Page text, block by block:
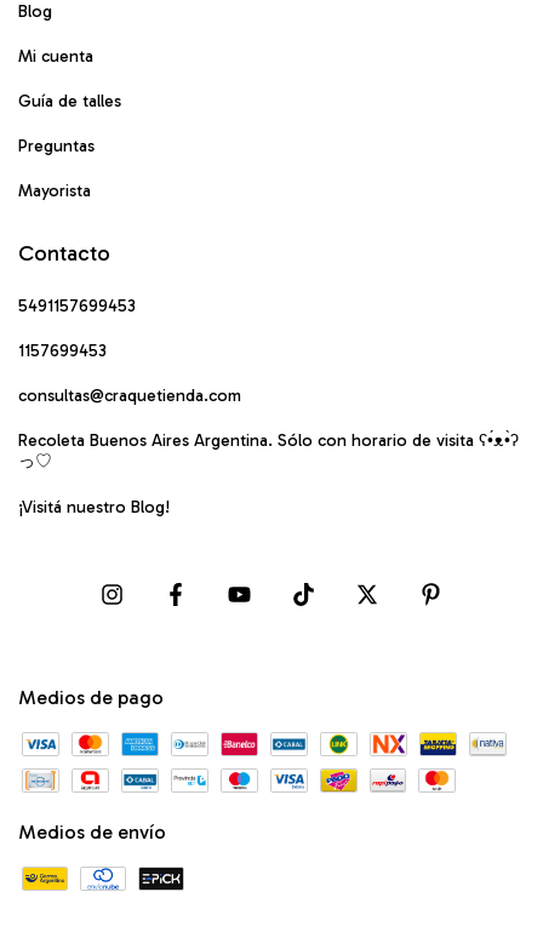
Blog
Mi cuenta
Guía de talles
Preguntas
Mayorista
Contacto
5491157699453
1157699453
consultas@craquetienda.com
Recoleta Buenos Aires Argentina. Sólo con horario de visita ʕ•́ᴥ•̀ʔ
っ♡
¡Visitá nuestro Blog!
Medios de pago
Medios de envío